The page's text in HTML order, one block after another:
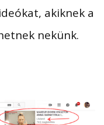
akiknek a
nekünk.